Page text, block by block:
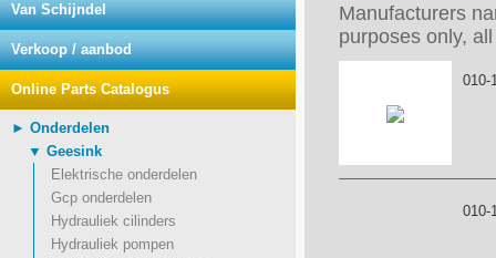
Van Schijndel
Verkoop / aanbod
Online Parts Catalogus
► Onderdelen
▼ Geesink
Elektrische onderdelen
Gcp onderdelen
Hydrauliek cilinders
Hydrauliek pompen
Manufacturers
purposes only,
010-
010-